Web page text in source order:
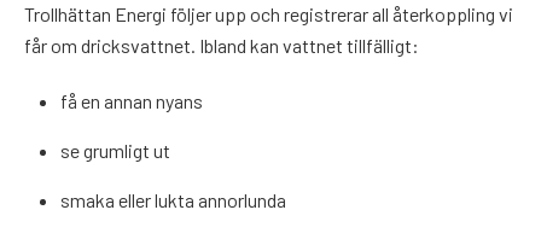
Trollhättan Energi följer upp och registrerar all återkoppling vi
får om dricksvattnet. Ibland kan vattnet tillfälligt:
få en annan nyans
se grumligt ut
smaka eller lukta annorlunda